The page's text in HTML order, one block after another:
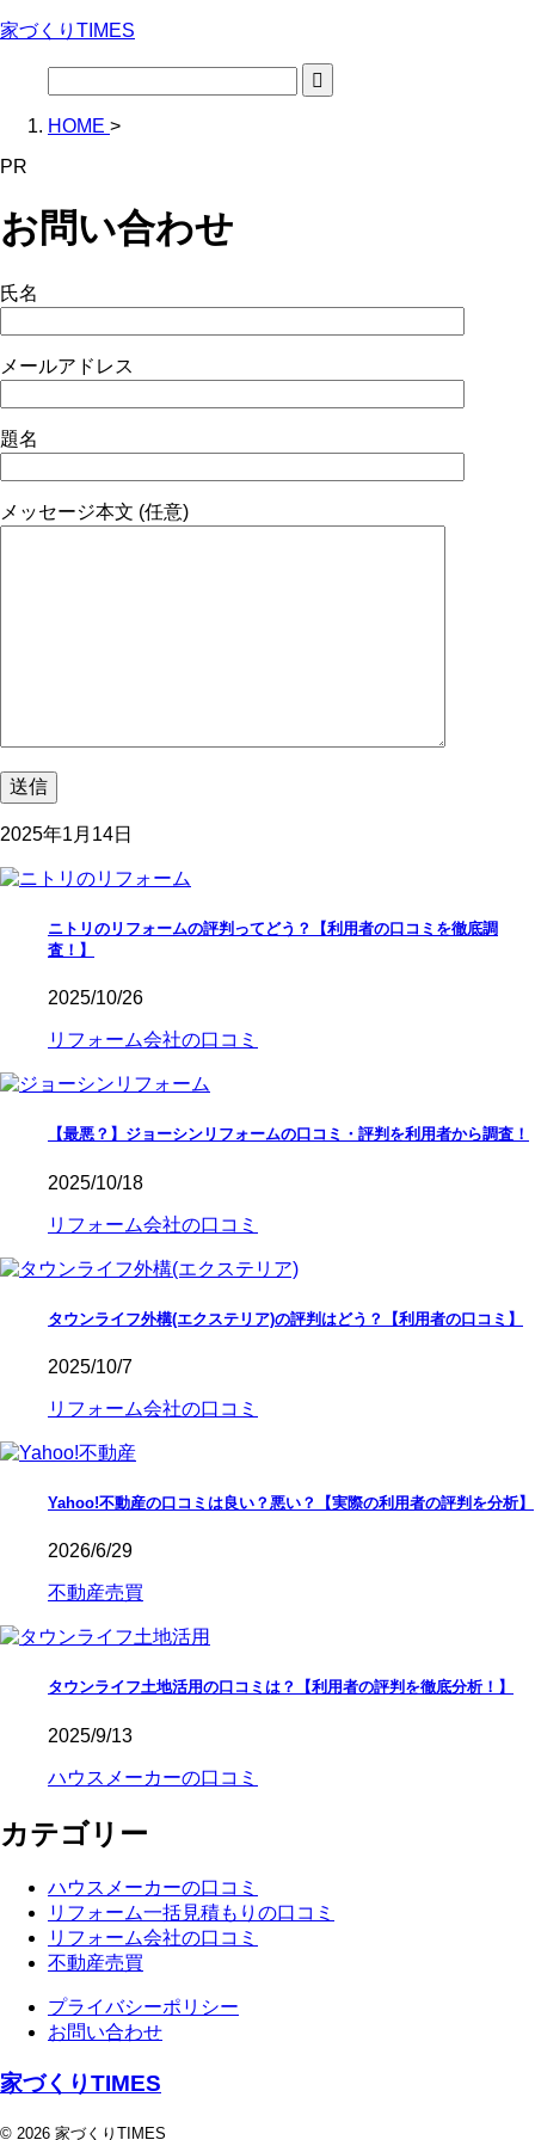
家づくりTIMES
HOME >
PR
お問い合わせ
氏名
メールアドレス
題名
メッセージ本文 (任意)
2025年1月14日
ニトリのリフォームの評判ってどう？【利用者の口コミを徹底調
査！】
2025/10/26
リフォーム会社の口コミ
【最悪？】ジョーシンリフォームの口コミ・評判を利用者から調査！
2025/10/18
リフォーム会社の口コミ
タウンライフ外構(エクステリア)の評判はどう？【利用者の口コミ】
2025/10/7
リフォーム会社の口コミ
Yahoo!不動産の口コミは良い？悪い？【実際の利用者の評判を分析】
2026/6/29
不動産売買
タウンライフ土地活用の口コミは？【利用者の評判を徹底分析！】
2025/9/13
ハウスメーカーの口コミ
カテゴリー
ハウスメーカーの口コミ
リフォーム一括見積もりの口コミ
リフォーム会社の口コミ
不動産売買
プライバシーポリシー
お問い合わせ
家づくりTIMES
© 2026 家づくりTIMES